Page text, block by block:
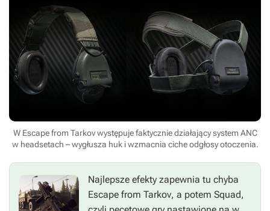
W Escape from Tarkov występuje faktycznie działający system ANC
w headsetach – wygłusza huk i wzmacnia ciche odgłosy otoczenia.
Najlepsze efekty zapewnia tu chyba
Escape from Tarkov, a potem Squad,